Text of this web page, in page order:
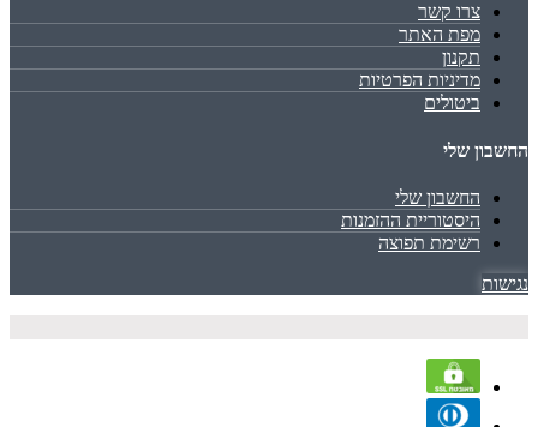
צרו קשר
מפת האתר
תקנון
מדיניות הפרטיות
ביטולים
החשבון שלי
החשבון שלי
היסטוריית ההזמנות
רשימת תפוצה
נגישות